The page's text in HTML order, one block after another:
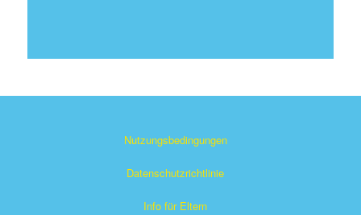
Nutzungsbedingungen
Datenschutzrichtlinie
Info für Eltern